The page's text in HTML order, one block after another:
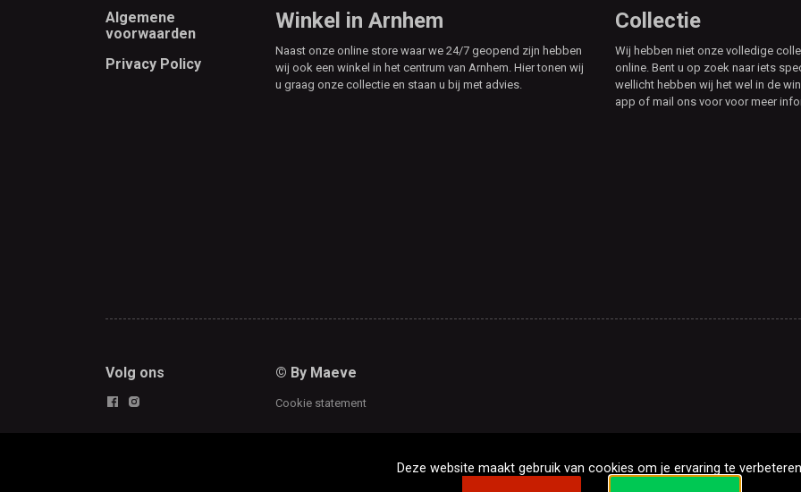
Footer
Algemene
voorwaarden
Privacy Policy
Winkel in Arnhem
Naast onze online store waar we 24/7 geopend zijn hebben
wij ook een winkel in het centrum van Arnhem. Hier tonen wij
u graag onze collectie en staan u bij met advies.
Collectie
Wij hebben niet onze volledige
online. Bent u op zoek naar iets
wellicht hebben wij het wel in de
app of mail ons voor voor meer
Volg ons © By Maeve
Cookie statement
Deze website maakt gebruik van cookies om je ervaring te